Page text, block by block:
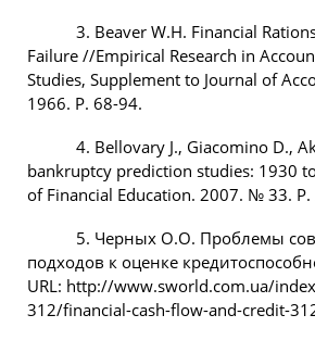
3. Beaver W.H. Financial
Failure //Empirical Research in
Studies, Supplement to Journal of
1966. Р. 68-94.
4. Bellovary J., Giacomino D.,
bankruptcy prediction studies: 1930
of Financial Education. 2007. № 33.
5. Черных О.О. Проблемы
подходов к оценке
URL: http://www.sworld.com.ua/
312/financial-cash-flow-and-credit-